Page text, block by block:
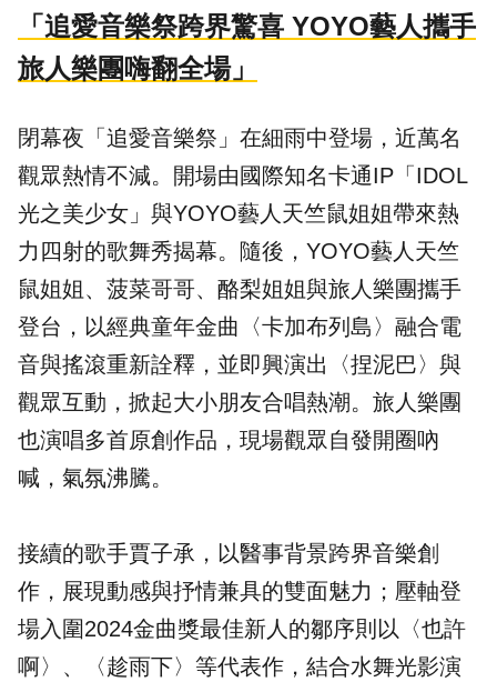
「追愛音樂祭跨界驚喜 YOYO藝人攜手
旅人樂團嗨翻全場」
閉幕夜「追愛音樂祭」在細雨中登場，近萬名
觀眾熱情不減。開場由國際知名卡通IP「 IDOL
光之美少女 」與YOYO藝人天竺鼠姐姐帶來熱
力四射的歌舞秀揭幕。隨後，YOYO藝人天竺
鼠姐姐、菠菜哥哥、酪梨姐姐與旅人樂團攜手
登台，以經典童年金曲〈卡加布列島〉融合電
音與搖滾重新詮釋，並即興演出〈捏泥巴〉與
觀眾互動，掀起大小朋友合唱熱潮。旅人樂團
也演唱多首原創作品，現場觀眾自發開圈吶
喊，氣氛沸騰。
接續的歌手賈子承，以醫事背景跨界音樂創
作，展現動感與抒情兼具的雙面魅力；壓軸登
場入圍2024金曲獎最佳新人的鄒序則以〈也許
啊〉、〈趁雨下〉等代表作，結合水舞光影演